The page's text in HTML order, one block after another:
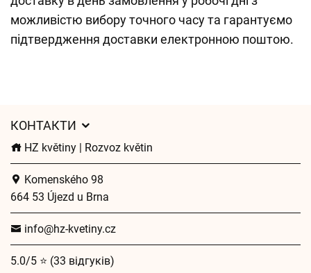
можливістю вибору точного часу та гарантуємо
підтвердження доставки електронною поштою.
КОНТАКТИ
HZ květiny | Rozvoz květin
Komenského 98
664 53 Újezd u Brna
info@hz-kvetiny.cz
5.0/5 ⭐ (33 відгуків)